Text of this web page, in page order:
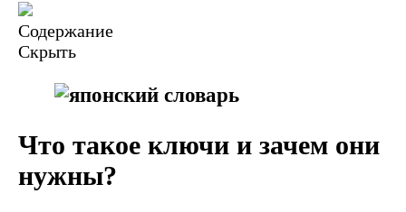
Содержание
Скрыть
Что такое ключи и зачем они
нужны?